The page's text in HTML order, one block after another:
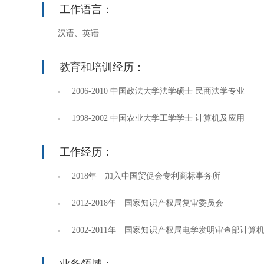
工作语言：
汉语、英语
教育和培训经历：
2006-2010 中国政法大学法学硕士 民商法学专业
1998-2002 中国农业大学工学学士 计算机及应用
工作经历：
2018年 加入中国贸促会专利商标事务所
2012-2018年 国家知识产权局复审委员会
2002-2011年 国家知识产权局电学发明审查部计算